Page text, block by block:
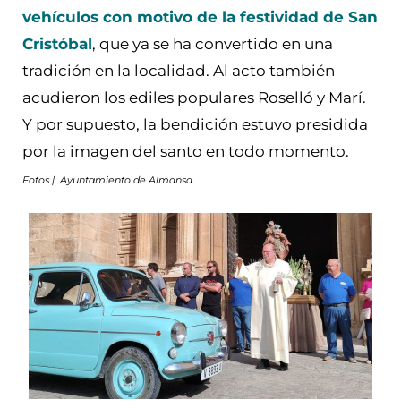
vehículos con motivo de la festividad de San
Cristóbal, que ya se ha convertido en una
tradición en la localidad. Al acto también
acudieron los ediles populares Roselló y Marí.
Y por supuesto, la bendición estuvo presidida
por la imagen del santo en todo momento.
Fotos | Ayuntamiento de Almansa.